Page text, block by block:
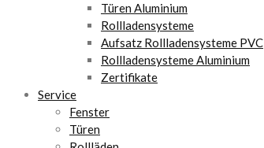
Türen Aluminium
Rollladensysteme
Aufsatz Rollladensysteme PVC
Rollladensysteme Aluminium
Zertifikate
Service
Fenster
Türen